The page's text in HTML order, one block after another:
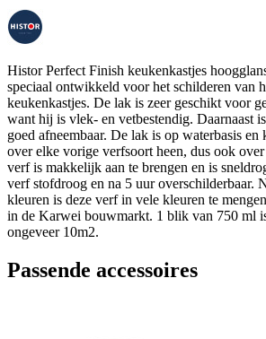
Histor Perfect Finish keukenkastjes
speciaal ontwikkeld voor het schilderen van
keukenkastjes. De lak is zeer geschikt voor
want hij is vlek- en vetbestendig. Daarnaast
goed afneembaar. De lak is op waterbasis
over elke vorige verfsoort heen, dus ook
verf is makkelijk aan te brengen en is
verf stofdroog en na 5 uur overschilderbaar.
kleuren is deze verf in vele kleuren te
in de Karwei bouwmarkt. 1 blik van 750 ml
ongeveer 10m2.
Passende accessoires